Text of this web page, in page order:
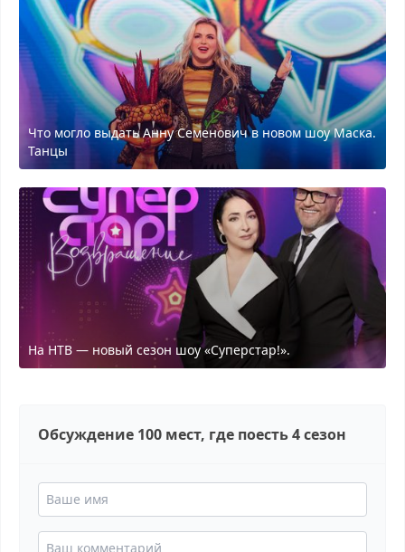
Что могло выдать Анну Семенович в новом шоу Маска.
Танцы
На НТВ — новый сезон шоу «Суперстар!».
Обсуждение 100 мест, где поесть 4 сезон